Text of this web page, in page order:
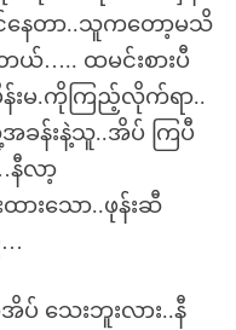
င်နေတာ..သူကတော့မသိ
ယ်….. ထမင်းစားပီ
န်းမ.ကိုကြည့်လိုက်ရာ..
ခန်းနဲ့သူ..အိပ် ကြပီ
နီလာ့
ားသော..ဖုန်းဆီ
…
ပ် သေးဘူးလား..နီ